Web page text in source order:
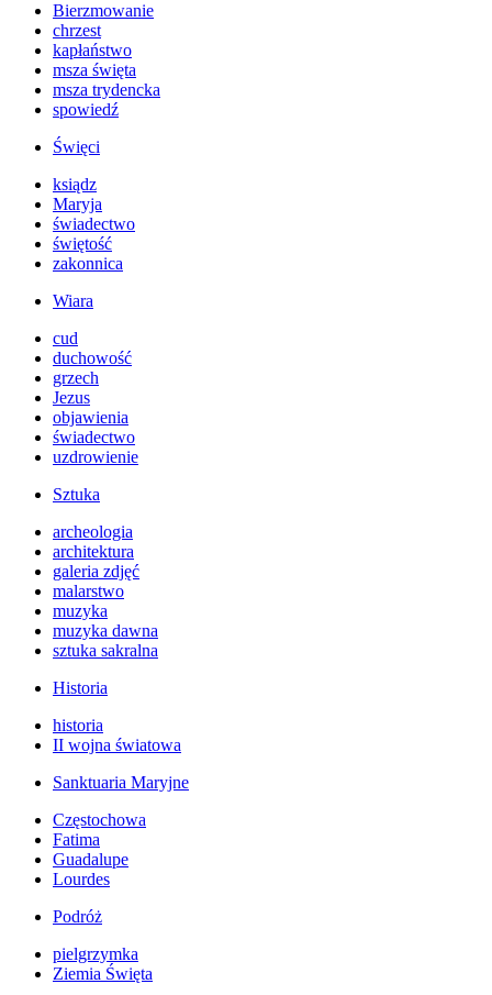
Bierzmowanie
chrzest
kapłaństwo
msza święta
msza trydencka
spowiedź
Święci
ksiądz
Maryja
świadectwo
świętość
zakonnica
Wiara
cud
duchowość
grzech
Jezus
objawienia
świadectwo
uzdrowienie
Sztuka
archeologia
architektura
galeria zdjęć
malarstwo
muzyka
muzyka dawna
sztuka sakralna
Historia
historia
II wojna światowa
Sanktuaria Maryjne
Częstochowa
Fatima
Guadalupe
Lourdes
Podróż
pielgrzymka
Ziemia Święta